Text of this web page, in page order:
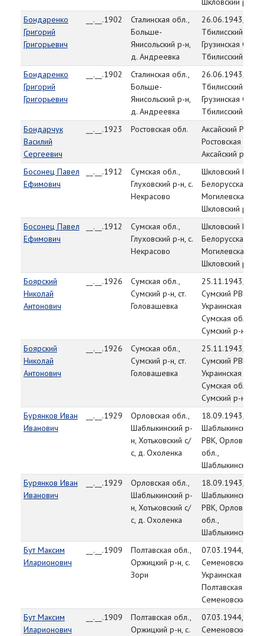
Бондаренко
Григорий
Григорьевич
__.__.1902
Сталинская обл.,
Больше-
Янисольский р-н,
д. Андреевка
26.06.1943,
Тбилисский РВК,
Грузинская ССР,
Тбилисский р-н
Бондаренко
Григорий
Григорьевич
__.__.1902
Сталинская обл.,
Больше-
Янисольский р-н,
д. Андреевка
26.06.1943,
Тбилисский РВК,
Грузинская ССР,
Тбилисский р-н
Бондарчук
Василий
Сергеевич
__.__.1923 Ростовская обл.
Аксайский РВК,
Ростовская обл.,
Аксайский р-н
Босонец Павел
Ефимович
__.__.1912
Сумская обл.,
Глуховский р-н, с.
Некрасово
Шкловский РВК,
Белорусская
Могилевская
Шкловский р-н
Босонец Павел
Ефимович
__.__.1912
Сумская обл.,
Глуховский р-н, с.
Некрасово
Шкловский РВК,
Белорусская
Могилевская
Шкловский р-н
Боярский
Николай
Антонович
__.__.1926
Сумская обл.,
Сумский р-н, ст.
Головашевка
25.11.1943,
Сумский РВК,
Украинская ССР,
Сумская обл.,
Сумский р-н
Боярский
Николай
Антонович
__.__.1926
Сумская обл.,
Сумский р-н, ст.
Головашевка
25.11.1943,
Сумский РВК,
Украинская ССР,
Сумская обл.,
Сумский р-н
Бурянков Иван
Иванович
__.__.1929
Орловская обл.,
Шаблыкинский р-
н, Хотьковский с/
с, д. Охоленка
18.09.1943,
Шаблыкинский
РВК, Орловская
обл.,
Шаблыкинский
Бурянков Иван
Иванович
__.__.1929
Орловская обл.,
Шаблыкинский р-
н, Хотьковский с/
с, д. Охоленка
18.09.1943,
Шаблыкинский
РВК, Орловская
обл.,
Шаблыкинский
Бут Максим
Иларионович
__.__.1909
Полтавская обл.,
Оржицкий р-н, с.
Зори
07.03.1944,
Семеновский
Украинская ССР,
Полтавская обл.,
Семеновский р-н
Бут Максим
Иларионович
__.__.1909
Полтавская обл.,
Оржицкий р-н, с.
07.03.1944,
Семеновский